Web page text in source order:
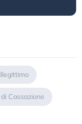
Cassazione